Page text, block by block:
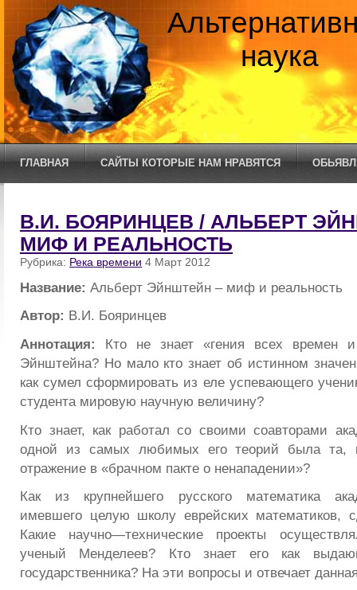
наука
ГЛАВНАЯ САЙТЫ КОТОРЫЕ НАМ НРАВЯТСЯ
В.И. БОЯРИНЦЕВ / АЛЬБЕРТ
МИФ И РЕАЛЬНОСТЬ
Рубрика: Река времени 4 Март 2012
Название: Альберт Эйнштейн – миф и реальность
Автор: В.И. Бояринцев
Аннотация: Кто не знает «гения всех времен
Эйнштейна? Но мало кто знает об истинном
как сумел сформировать из еле успевающего
студента мировую научную величину?
Кто знает, как работал со своими соавторами
одной из самых любимых его теорий была та,
отражение в «брачном пакте о ненападении»?
Как из крупнейшего русского математика
имевшего целую школу еврейских математиков,
Какие научно—технические проекты
ученый Менделеев? Кто знает его как
государственника? На эти вопросы и отвечает